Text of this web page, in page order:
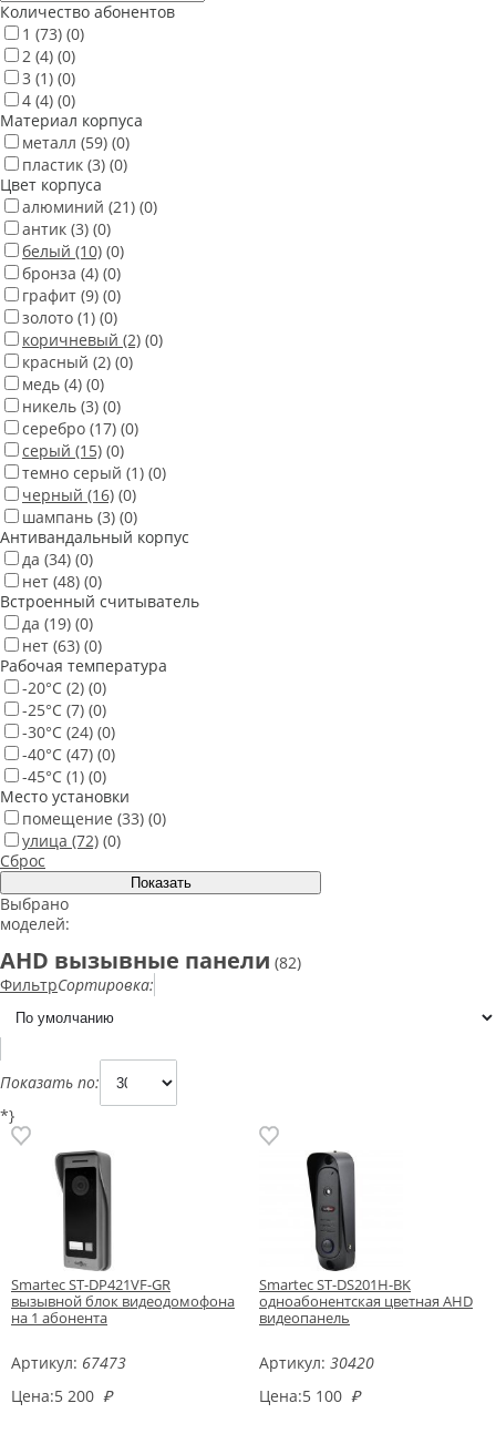
Количество абонентов
1 (73) (0)
2 (4) (0)
3 (1) (0)
4 (4) (0)
Материал корпуса
металл (59) (0)
пластик (3) (0)
Цвет корпуса
алюминий (21) (0)
антик (3) (0)
белый (10) (0)
бронза (4) (0)
графит (9) (0)
золото (1) (0)
коричневый (2) (0)
красный (2) (0)
медь (4) (0)
никель (3) (0)
серебро (17) (0)
серый (15) (0)
темно серый (1) (0)
черный (16) (0)
шампань (3) (0)
Антивандальный корпус
да (34) (0)
нет (48) (0)
Встроенный считыватель
да (19) (0)
нет (63) (0)
Рабочая температура
-20°С (2) (0)
-25°С (7) (0)
-30°С (24) (0)
-40°С (47) (0)
-45°С (1) (0)
Место установки
помещение (33) (0)
улица (72) (0)
Сброс
Выбрано
моделей:
AHD вызывные панели (82)
ФильтрСортировка:
Показать по:
*}
Smartec ST-DP421VF-GR
вызывной блок видеодомофона
на 1 абонента
Артикул: 67473
Цена:5 200 ₽
Smartec ST-DS201H-BK
одноабонентская цветная AHD
видеопанель
Артикул: 30420
Цена:5 100 ₽